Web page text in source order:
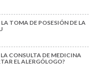
TOMA DE POSESIÓN DE LA
CONSULTA DE MEDICINA
EL ALERGÓLOGO?